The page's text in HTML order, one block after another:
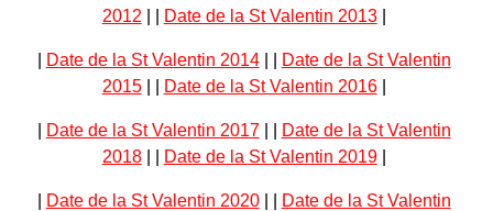
2012
Date de la St Valentin 2013|
Date de la St Valentin 2014|
Date de la St Valentin
2015| Date de la St Valentin 2016|
Date de la St Valentin 2017|
Date de la St Valentin
2018| Date de la St Valentin 2019|
Date de la St Valentin 2020|
Date de la St Valentin